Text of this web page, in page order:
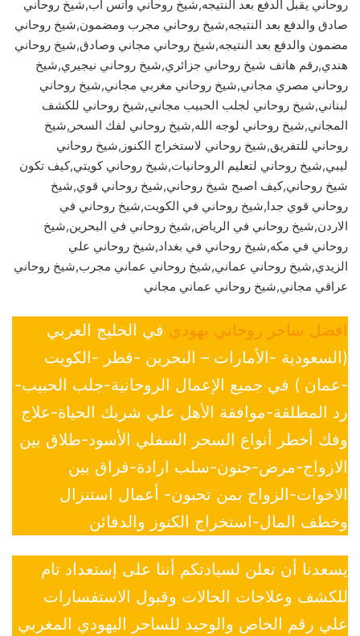
روحاني يقبل الدفع بعد النتيجه,شيخ روحاني واتس اب,شيخ روحاني
صادق والدفع بعد النتيجه,شيخ روحاني مجرب ومضمون,شيخ روحاني
مضمون والدفع بعد النتيجه,شيخ روحاني مجاني وصادق,شيخ روحاني
هندي,رقم هاتف شيخ روحاني جزائري,شيخ روحاني نيجيري,شيخ
روحاني مصري مجاني,شيخ روحاني مغربي مجاني,شيخ روحاني
لبناني,شيخ روحاني لجلب الحبيب مجاني,شيخ روحاني للكشف
المجاني,شيخ روحاني لوجه الله,شيخ روحاني لفك السحر,شيخ
روحاني للتفريق,شيخ روحاني لاستخراج الكنوز,شيخ روحاني
ليبي,شيخ روحاني لتعليم الروحانيات,شيخ روحاني كويتي,كيف تكون
شيخ روحاني,كيف اصبح شيخ روحاني,شيخ روحاني قوي,شيخ
روحاني قوي جدا,شيخ روحاني في الكويت,شيخ روحاني في
الاردن,شيخ روحاني في الرياض,شيخ روحاني في البحرين,شيخ
روحاني في مكه,شيخ روحاني في بغداد,شيخ روحاني علي
الزيدي,شيخ روحاني عماني,شيخ روحاني عماني مجرب,شيخ روحاني
عراقي مجاني,شيخ روحاني عماني مجاني
افضل ساحر روحاني يهودي في الخليج العربي
(السعودية -الأمارات – البحرين -قطر -الكويت
-عمان ) في جميع الإعمال الروحانية-جلب الحبيب-
رد المطلقة-موافقة الأهل علي شريك الحياة-علاج
وفك أخطر أنواع السحر السفلي الأسود-طلاق بين
الازواج-مرض-جنون-سلب ارادة-فراق بين
الاخوات-الزواج بمن تحبون- أعمال استنزال
وخطف المال-استخراج الكنوز والدفائن
يسعدنا أن نعلن لسيادتكم أننا على إستعداد تام
للكشف وعلاجات الحالات وقبول الاستفسارات
علي رقم الخاص والوحيد للساحر اليهودي المغربي